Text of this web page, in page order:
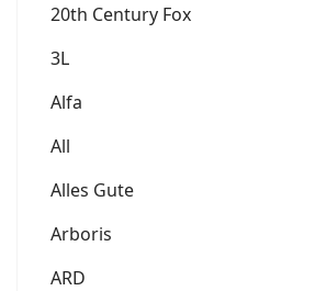
20th Century Fox
3L
Alfa
All
Alles Gute
Arboris
ARD